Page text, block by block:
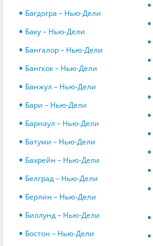
Багдогра – Нью-Дели
Баку – Нью-Дели
Бангалор – Нью-Дели
Бангкок – Нью-Дели
Банжул – Нью-Дели
Бари – Нью-Дели
Барнаул – Нью-Дели
Батуми – Нью-Дели
Бахрейн – Нью-Дели
Белград – Нью-Дели
Берлин – Нью-Дели
Биллунд – Нью-Дели
Бостон – Нью-Дели